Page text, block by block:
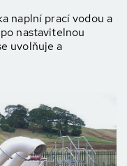
naplní prací vodou a
nastavitelnou
uvolňuje a